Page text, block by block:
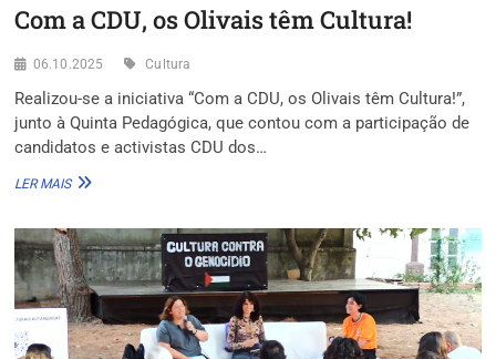
Com a CDU, os Olivais têm Cultura!
06.10.2025 Cultura
Realizou-se a iniciativa “Com a CDU, os Olivais têm Cultura!”,
junto à Quinta Pedagógica, que contou com a participação de
candidatos e activistas CDU dos…
LER MAISCOM
OS
OLIVAIS
TÊM
CULTURA!